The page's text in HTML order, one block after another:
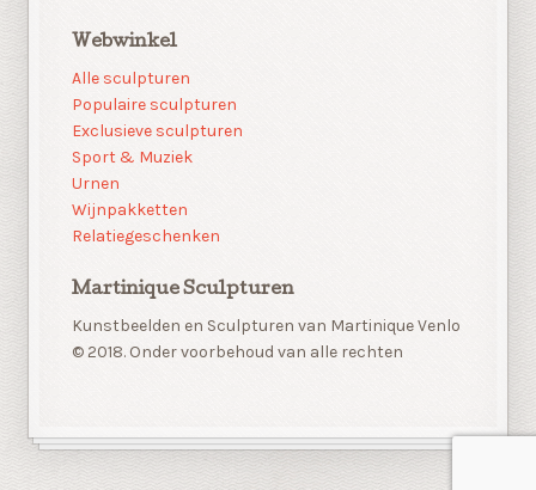
Webwinkel
Alle sculpturen
Populaire sculpturen
Exclusieve sculpturen
Sport & Muziek
Urnen
Wijnpakketten
Relatiegeschenken
Martinique Sculpturen
Kunstbeelden en Sculpturen van Martinique Venlo
© 2018. Onder voorbehoud van alle rechten